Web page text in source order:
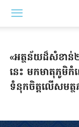
«អត្ថន័យដ៏សំខាន់
នេះ មកមាតុភូមិ
ទំនុកចិត្តលើសមត្ថ